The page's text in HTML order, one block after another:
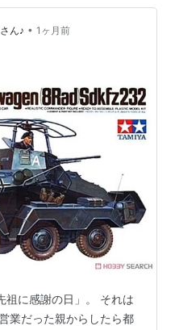
の収益構造（アテンショ
造を対話形式で深掘り
ん♪ • 1ヶ月前
祖に感謝の日」。 それは
業だった親からしたら都